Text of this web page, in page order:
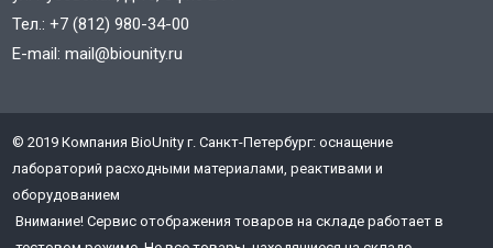
Тел.:+7 (812) 980-34-00
E-mail:mail@biounity.ru
© 2019 Компания BioUnity г. Санкт-Петербург: оснащение
лабораторий расходными материалами, реактивами и
оборудованием
Внимание! Сервис отображения товаров на складе работает в